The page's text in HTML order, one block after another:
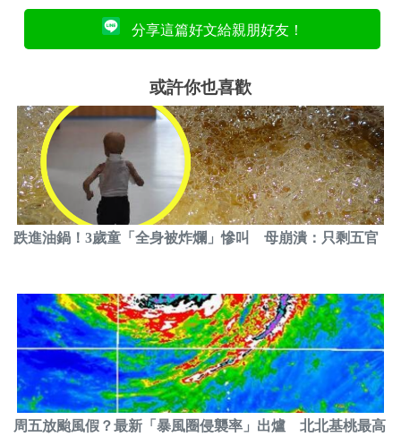
分享這篇好文給親朋好友！
或許你也喜歡
跌進油鍋！3歲童「全身被炸爛」慘叫 母崩潰：只剩五官
周五放颱風假？最新「暴風圈侵襲率」出爐 北北基桃最高